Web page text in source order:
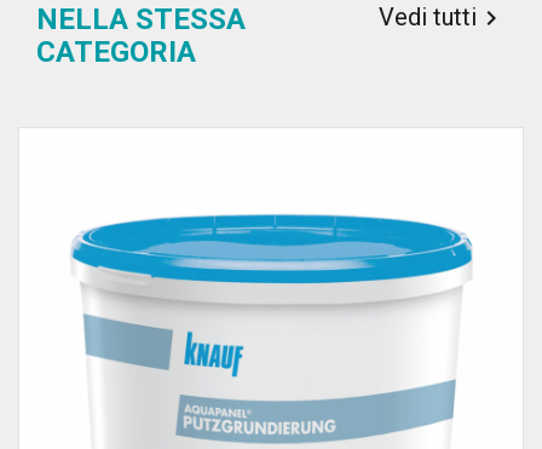
NELLA STESSA
CATEGORIA
Vedi tutti 